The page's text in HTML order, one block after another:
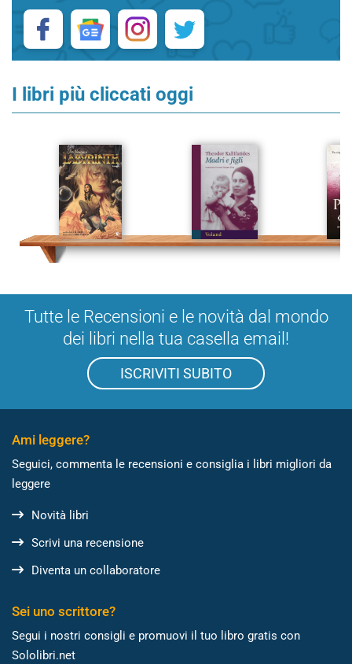
I libri più cliccati oggi
Tutte le Recensioni e le novità dal mondo
dei libri nella tua casella email!
ISCRIVITI SUBITO
Ami leggere?
Seguici, commenta le recensioni e consiglia i libri migliori da
leggere
Novità libri
Scrivi una recensione
Diventa un collaboratore
Sei uno scrittore?
Segui i nostri consigli e promuovi il tuo libro gratis con
Sololibri.net